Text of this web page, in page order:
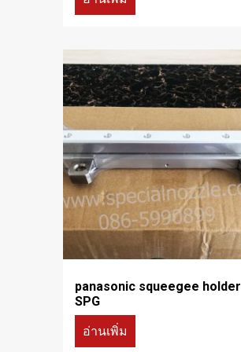
panasonic squeegee holder
SPG
อ่านเพิ่ม